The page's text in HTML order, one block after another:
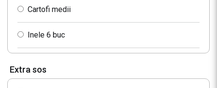
Cartofi medii
Inele 6 buc
Extra sos